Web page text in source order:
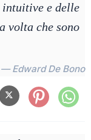
e delle
volta che sono
— Edward De Bono